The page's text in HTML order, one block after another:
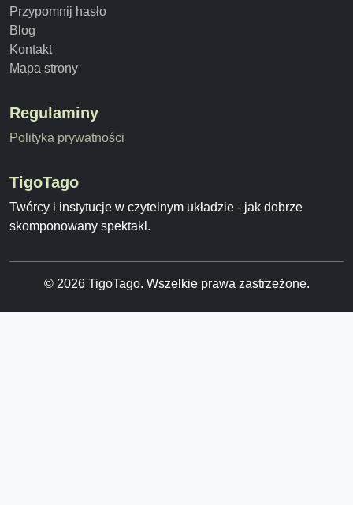
Przypomnij hasło
Blog
Kontakt
Mapa strony
Regulaminy
Polityka prywatności
TigoTago
Twórcy i instytucje w czytelnym układzie - jak dobrze
skomponowany spektakl.
© 2026 TigoTago. Wszelkie prawa zastrzeżone.